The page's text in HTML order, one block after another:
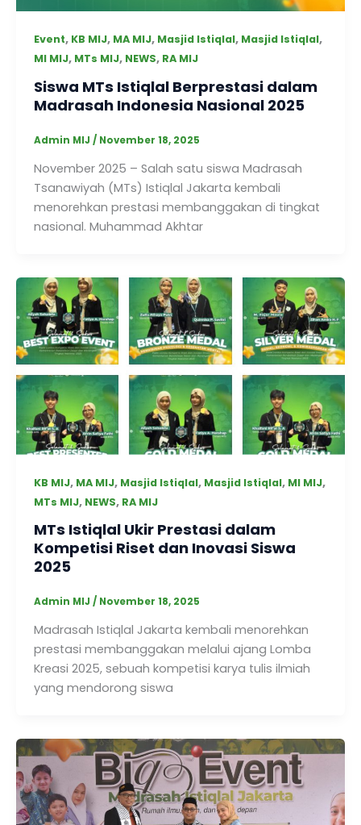
Event, KB MIJ, MA MIJ, Masjid Istiqlal, Masjid Istiqlal,
MI MIJ, MTs MIJ, NEWS, RA MIJ
Siswa MTs Istiqlal Berprestasi dalam
Madrasah Indonesia Nasional 2025
Admin MIJ / November 18, 2025
November 2025 – Salah satu siswa Madrasah
Tsanawiyah (MTs) Istiqlal Jakarta kembali
menorehkan prestasi membanggakan di tingkat
nasional. Muhammad Akhtar
KB MIJ, MA MIJ, Masjid Istiqlal, Masjid Istiqlal, MI MIJ,
MTs MIJ, NEWS, RA MIJ
MTs Istiqlal Ukir Prestasi dalam
Kompetisi Riset dan Inovasi Siswa
2025
Admin MIJ / November 18, 2025
Madrasah Istiqlal Jakarta kembali menorehkan
prestasi membanggakan melalui ajang Lomba
Kreasi 2025, sebuah kompetisi karya tulis ilmiah
yang mendorong siswa